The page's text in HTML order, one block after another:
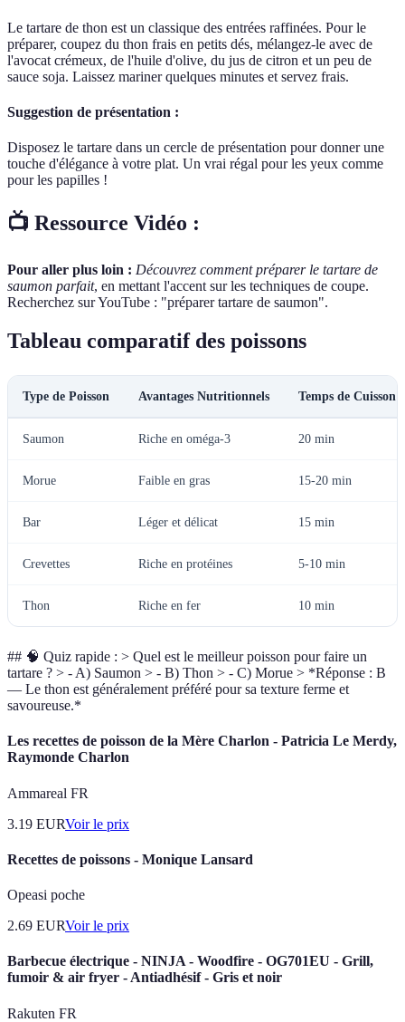
Le tartare de thon est un classique des entrées raffinées. Pour le
préparer, coupez du thon frais en petits dés, mélangez-le avec de
l'avocat crémeux, de l'huile d'olive, du jus de citron et un peu de
sauce soja. Laissez mariner quelques minutes et servez frais.
Suggestion de présentation :
Disposez le tartare dans un cercle de présentation pour donner une
touche d'élégance à votre plat. Un vrai régal pour les yeux comme
pour les papilles !
📺 Ressource Vidéo :
Pour aller plus loin : Découvrez comment préparer le tartare de
saumon parfait, en mettant l'accent sur les techniques de coupe.
Recherchez sur YouTube : "préparer tartare de saumon".
Tableau comparatif des poissons
Type de Poisson Avantages Nutritionnels Temps de Cuisson
Saumon Riche en oméga-3 20 min
Morue Faible en gras 15-20 min
Bar Léger et délicat 15 min
Crevettes Riche en protéines 5-10 min
Thon Riche en fer 10 min
## 🧠 Quiz rapide : > Quel est le meilleur poisson pour faire un
tartare ? > - A) Saumon > - B) Thon > - C) Morue > *Réponse : B
— Le thon est généralement préféré pour sa texture ferme et
savoureuse.*
Les recettes de poisson de la Mère Charlon - Patricia Le Merdy,
Raymonde Charlon
Ammareal FR
3.19 EURVoir le prix
Recettes de poissons - Monique Lansard
Opeasi poche
2.69 EURVoir le prix
Barbecue électrique - NINJA - Woodfire - OG701EU - Grill,
fumoir & air fryer - Antiadhésif - Gris et noir
Rakuten FR